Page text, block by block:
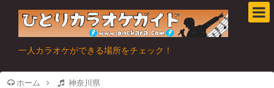
一人カラオケができる場所をチェック！
ホーム 神奈川県